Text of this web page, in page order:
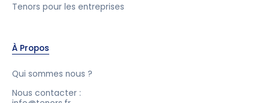
Tenors pour les entreprises
À Propos
Qui sommes nous ?
Nous contacter :